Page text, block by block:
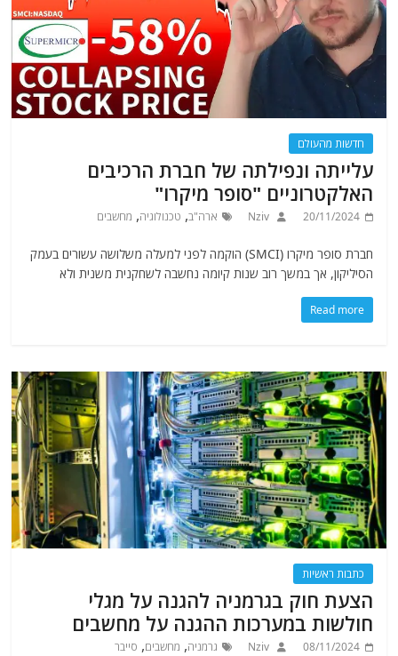
חדשות מהעולם
עלייתה ונפילתה של חברת הרכיבים
האלקטרוניים "סופר מיקרו"
20/11/2024
Nziv ארה"ב, טכנולוגיה, מחשבים
חברת סופר מיקרו (SMCI) הוקמה לפני למעלה משלושה עשורים בעמק
הסיליקון, אך במשך רוב שנות קיומה נחשבה לשחקנית משנית ולא
Read more
כתבות ראשיות
הצעת חוק בגרמניה להגנה על מגלי
חולשות במערכות ההגנה על מחשבים
08/11/2024
Nziv גרמניה, מחשבים, סייבר